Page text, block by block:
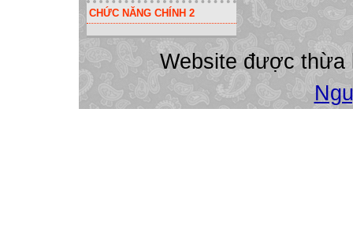
CHỨC NĂNG CHÍNH 2
Website được